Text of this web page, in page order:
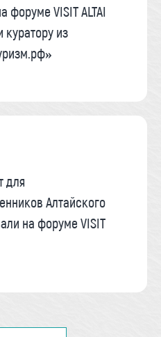
форуме VISIT ALTAI
куратору из
для
Алтайского
на форуме VISIT